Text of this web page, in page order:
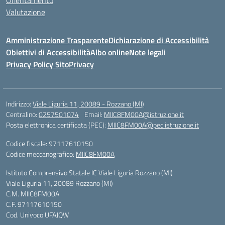
Valutazione
Amministrazione TrasparenteDichiarazione di Accessibilità
Obiettivi di AccessibilitàAlbo onlineNote legali
Privacy Policy SitoPrivacy
Indirizzo:Viale Liguria 11, 20089 - Rozzano (MI)
Centralino:0257501074 Email: MIIC8FM00A@istruzione.it
Posta elettronica certificata (PEC): MIIC8FM00A@pec.istruzione.it
Codice fiscale: 97117610150
Codice meccanografico: MIIC8FM00A
Istituto Comprensivo Statale IC Viale Liguria Rozzano (MI)
Viale Liguria 11, 20089 Rozzano (MI)
C.M. MIIC8FM00A
C.F. 97117610150
Cod. Univoco UFAJQW